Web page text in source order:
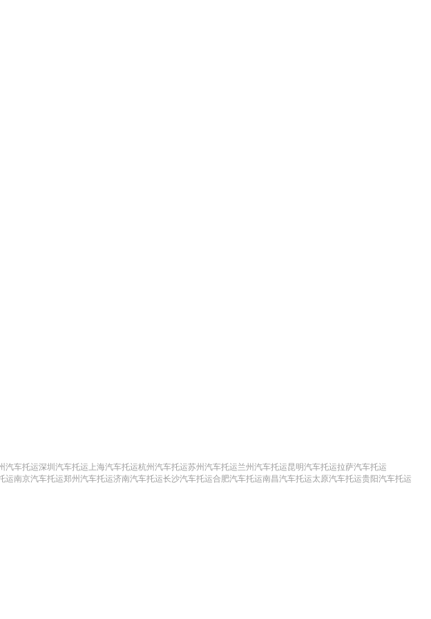
汽车托运深圳汽车托运 上海汽车托运杭州汽车托运苏州汽车托运兰州汽车托运昆明汽车托运拉萨汽车托运
运南京汽车托运郑州汽车托运济南汽车托运长沙汽车托运合肥汽车托运南昌汽车托运太原汽车托运贵阳汽车托运